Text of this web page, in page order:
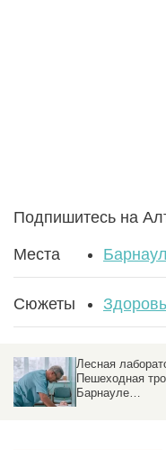
Подпишитесь на
Места Барнаул
Сюжеты
Лесная
Пешеходная
Барнауле